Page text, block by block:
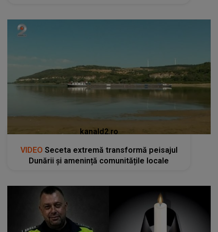
kanald2.ro
VIDEO Seceta extremă transformă peisajul
Dunării și amenință comunitățile locale